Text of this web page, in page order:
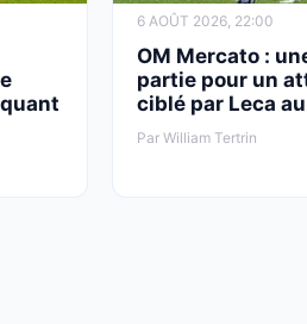
6 AOÛT 2026, 22:00
OM Mercato :
partie pour un
ciblé par Leca
Par William Tertrin